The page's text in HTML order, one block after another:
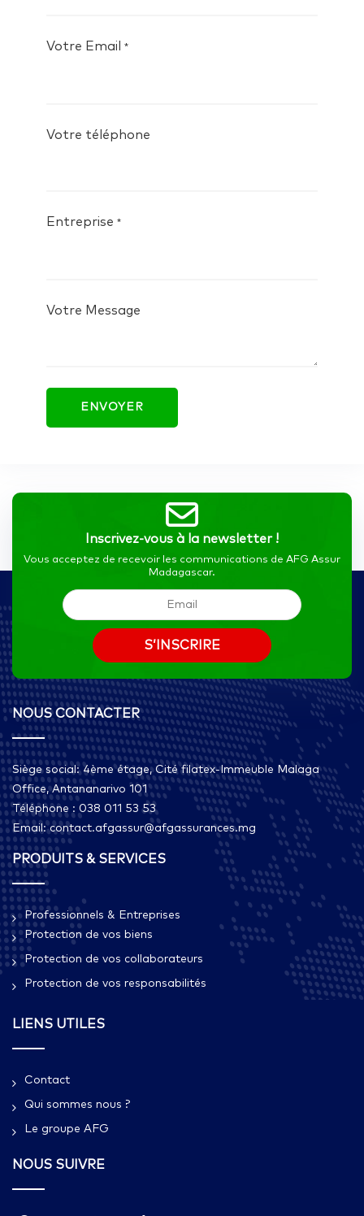
Votre Email *
Votre téléphone
Entreprise *
Votre Message
Inscrivez-vous à la newsletter !
Vous acceptez de recevoir les communications de AFG Assur
Madagascar.
NOUS CONTACTER
Siège social: 4ème étage, Cité filatex-Immeuble Malaga
Office, Antananarivo 101
Téléphone : 038 011 53 53
Email: contact.afgassur@afgassurances.mg
PRODUITS & SERVICES
Professionnels & Entreprises
Protection de vos biens
Protection de vos collaborateurs
Protection de vos responsabilités
LIENS UTILES
Contact
Qui sommes nous ?​
Le groupe AFG
NOUS SUIVRE